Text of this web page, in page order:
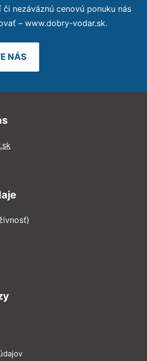
nezáväznú cenovú ponuku nás
– www.dobry-vodar.sk.
NÁS